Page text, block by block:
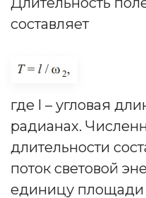
составляет
где l – угловая
радианах.
длительности
поток световой
единицу площади